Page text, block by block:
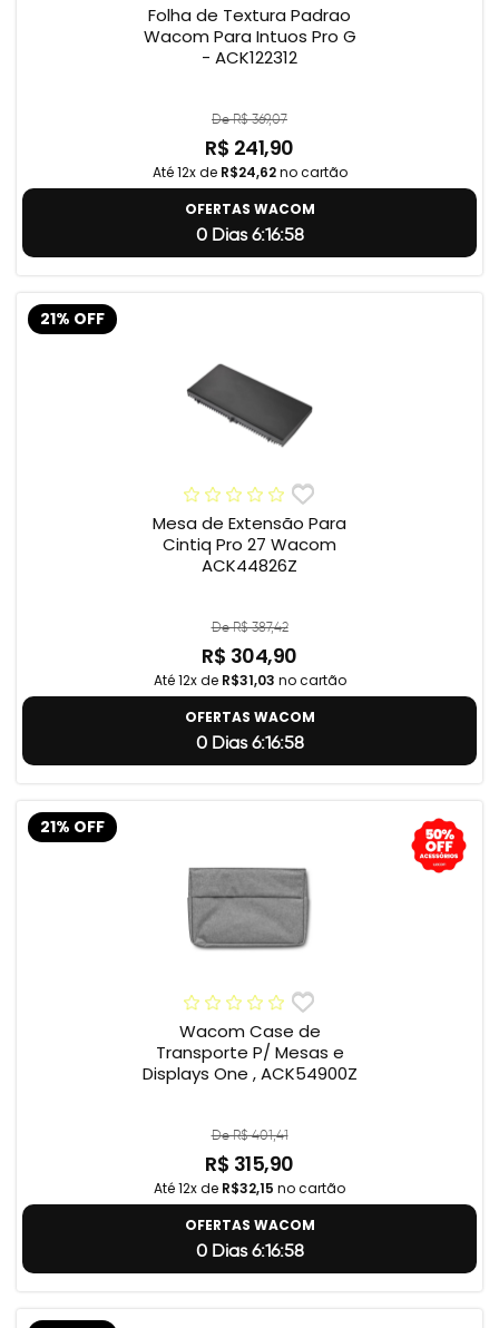
Folha de Textura Padrao
Wacom Para Intuos Pro G
- ACK122312
De R$ 369,07
R$ 241,90
Até 12x de R$24,62no cartão
OFERTAS WACOM
0 Dias 6:16:57
21% OFF
Mesa de Extensão Para
Cintiq Pro 27 Wacom
ACK44826Z
De R$ 387,42
R$ 304,90
Até 12x de R$31,03 no cartão
OFERTAS WACOM
0 Dias 6:16:57
21% OFF
Wacom Case de
Transporte P/ Mesas e
Displays One , ACK54900Z
De R$ 401,41
R$ 315,90
Até 12x de R$32,15 no cartão
OFERTAS WACOM
0 Dias 6:16:57